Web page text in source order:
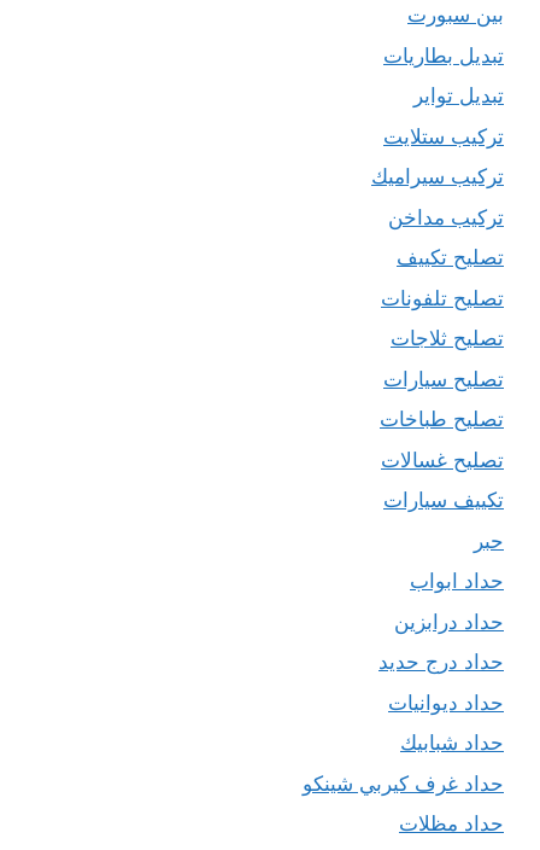
بين سبورت
تبديل بطاريات
تبديل تواير
تركيب ستلايت
تركيب سيراميك
تركيب مداخن
تصليح تكييف
تصليح تلفونات
تصليح ثلاجات
تصليح سيارات
تصليح طباخات
تصليح غسالات
تكييف سيارات
حبر
حداد ابواب
حداد درابزين
حداد درج حديد
حداد ديوانيات
حداد شبابيك
حداد غرف كيربي شينكو
حداد مظلات